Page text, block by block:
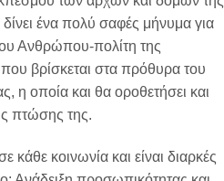
ένα πολύ σαφές μήνυμα για
Ανθρώπου-πολίτη της
βρίσκεται στα πρόθυρα του
η οποία και θα οροθετήσει και
πτώσης της.
κάθε κοινωνία και είναι διαρκές